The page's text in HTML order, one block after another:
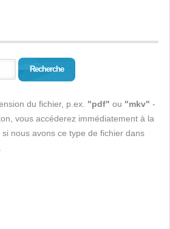
Recherche
du fichier, p.ex. "pdf" ou "mkv" -
vous accéderez immédiatement à la
nous avons ce type de fichier dans